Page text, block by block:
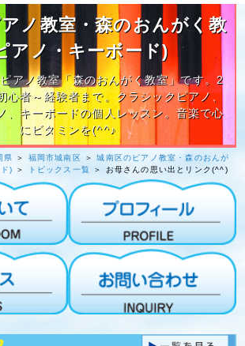
ノ教室・森のおんがく教
アノ・キーボード)
アノ教室「森のおんがく教室」です。2
心者～経験者まで。クラシックピアノ、
、キーボードの個人レッスン。音楽で心
にビタミンを(^^♪
県 ＞ 福岡市城南区 ＞城南区のピアノ教室・森のおんが
) ＞ トピックス一覧 ＞ お母さんの思い出とリンク(^^)